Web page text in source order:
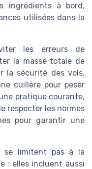
ingrédients à bord,
utilisées dans la
les erreurs de
la masse totale de
la sécurité des vols.
cuillère pour peser
pratique courante,
respecter les normes
pour garantir une
se limitent pas à la
; elles incluent aussi